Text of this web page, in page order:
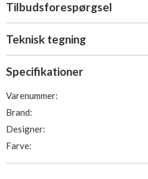
Tilbudsforespørgsel
Teknisk tegning
Specifikationer
Varenummer:
Brand:
Designer:
Farve: